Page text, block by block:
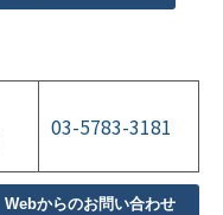
03-5783-3181
Webからのお問い合わせ